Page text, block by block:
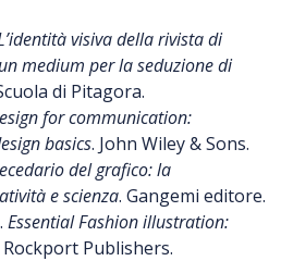
visiva della rivista di
medium per la seduzione di
di Pitagora.
for communication:
basics. John Wiley & Sons.
del grafico: la
e scienza. Gangemi editore.
Essential Fashion illustration:
Rockport Publishers.